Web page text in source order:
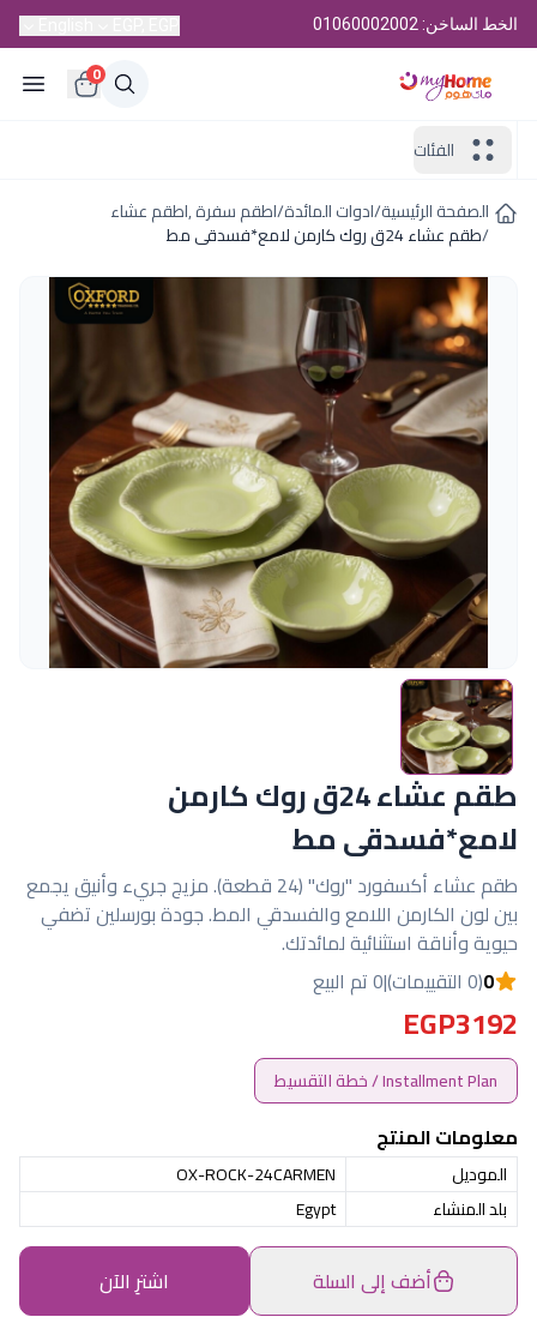
الخط الساخن: 01060002002
0
الفئات
الصفحة الرئيسية/ادوات المائدة/اطقم سفرة ,اطقم عشاء
/طقم عشاء 24ق روك كارمن لامع*فسدقى مط
طقم عشاء 24ق روك كارمن
لامع*فسدقى مط
طقم عشاء أكسفورد "روك" (24 قطعة). مزيج جريء وأنيق يجمع
بين لون الكارمن اللامع والفسدقي المط. جودة بورسلين تضفي
حيوية وأناقة استثنائية لمائدتك.
0(0 التقييمات) |0 تم البيع
EGP3192
Installment Plan / خطة التقسيط
معلومات المنتج
الموديل
OX-ROCK-24CARMEN
بلد المنشاء
Egypt
أضف إلى السلة اشترِ الآن